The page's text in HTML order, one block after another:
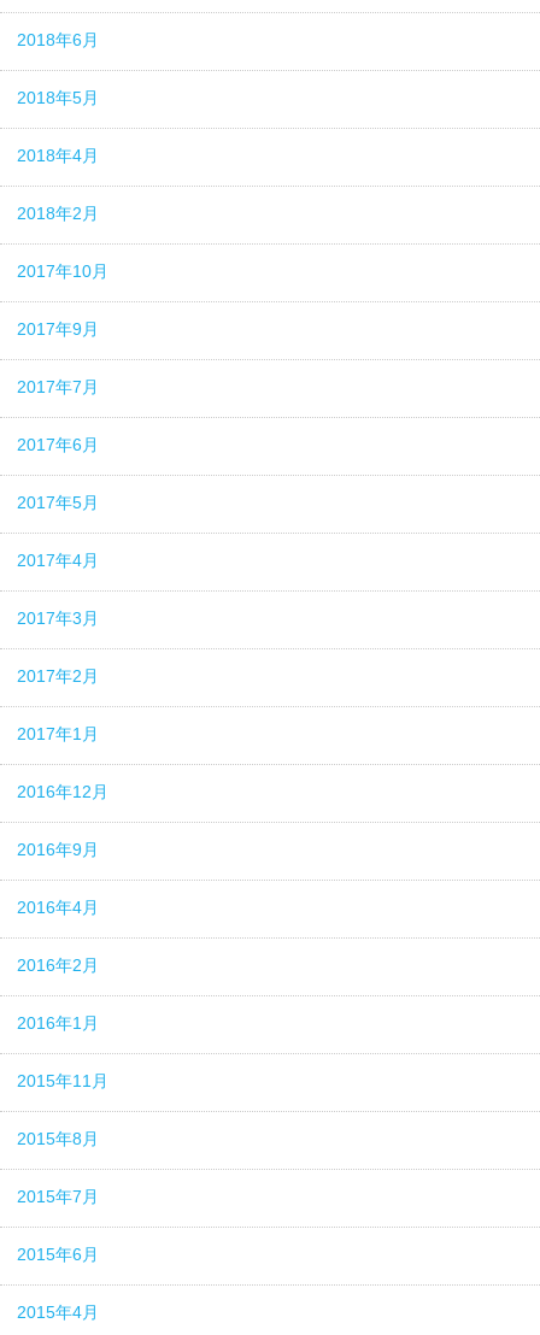
2018年6月
2018年5月
2018年4月
2018年2月
2017年10月
2017年9月
2017年7月
2017年6月
2017年5月
2017年4月
2017年3月
2017年2月
2017年1月
2016年12月
2016年9月
2016年4月
2016年2月
2016年1月
2015年11月
2015年8月
2015年7月
2015年6月
2015年4月